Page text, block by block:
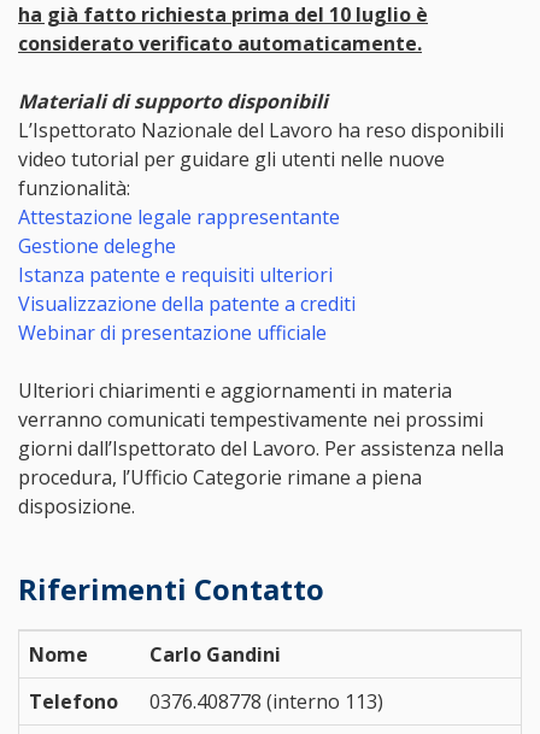
ha già fatto richiesta prima del 10 luglio è
considerato verificato automaticamente.
Materiali di supporto disponibili
L’Ispettorato Nazionale del Lavoro ha reso disponibili
video tutorial per guidare gli utenti nelle nuove
funzionalità:
Attestazione legale rappresentante
Gestione deleghe
Istanza patente e requisiti ulteriori
Visualizzazione della patente a crediti
Webinar di presentazione ufficiale
Ulteriori chiarimenti e aggiornamenti in materia
verranno comunicati tempestivamente nei prossimi
giorni dall’Ispettorato del Lavoro. Per assistenza nella
procedura, l’Ufficio Categorie rimane a piena
disposizione.
Riferimenti Contatto
Nome
Carlo Gandini
Telefono
0376.408778 (interno 113)